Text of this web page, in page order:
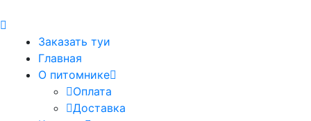
Заказать туи
Главная
О питомнике
Оплата
Доставка